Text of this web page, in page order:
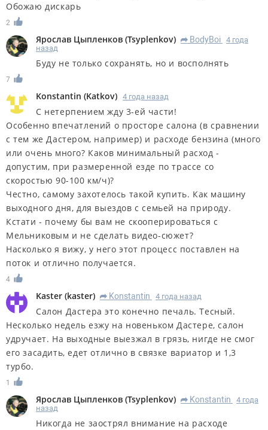
Обожаю дискарь
2
Ярослав Цыпленков (Tsyplenkov) R BodyBoi 4 года
назад
Буду не только сохранять, но и восполнять
7
Konstantin (Katkov) 4 года назад
С нетерпением жду 3-ей части!
Особенно впечатлений о просторе салона (в сравнении
с тем же Дастером, например) и расходе бензина (много
или очень много? Каков минимальный расход -
допустим, при размеренной езде по трассе со
скоростью 90-100 км/ч)?
Честно, самому захотелось такой купить. Как машину
выходного дня, для выездов с семьей на природу.
Кстати - почему бы вам не скооперироваться с
Мельниковым и не сделать видео-сюжет?
Насколько я вижу, у него этот процесс поставлен на
поток и отлично получается.
4
Kaster (kaster) R Konstantin 4 года назад
Салон Дастера это конечно печаль. Тесный.
Несколько недель езжу на новеньком Дастере, салон
удручает. На выходные выезжал в грязь, нигде не смог
его засадить, едет отлично в связке вариатор и 1,3
турбо.
1
Ярослав Цыпленков (Tsyplenkov) R Konstantin
4 года
назад
Никогда не заострял внимание на расходе